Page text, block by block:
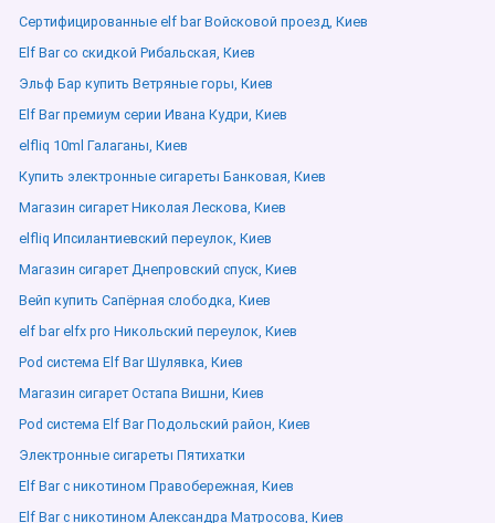
Сертифицированные elf bar Войсковой проезд, Киев
Elf Bar со скидкой Рибальская, Киев
Эльф Бар купить Ветряные горы, Киев
Elf Bar премиум серии Ивана Кудри, Киев
elfliq 10ml Галаганы, Киев
Купить электронные сигареты Банковая, Киев
Магазин сигарет Николая Лескова, Киев
elfliq Ипсилантиевский переулок, Киев
Магазин сигарет Днепровский спуск, Киев
Вейп купить Сапёрная слободка, Киев
elf bar elfx pro Никольский переулок, Киев
Pod система Elf Bar Шулявка, Киев
Магазин сигарет Остапа Вишни, Киев
Pod система Elf Bar Подольский район, Киев
Электронные сигареты Пятихатки
Elf Bar с никотином Правобережная, Киев
Elf Bar с никотином Александра Матросова, Киев